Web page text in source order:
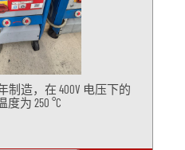
制造，在 400V 电压下的
为 250 °C